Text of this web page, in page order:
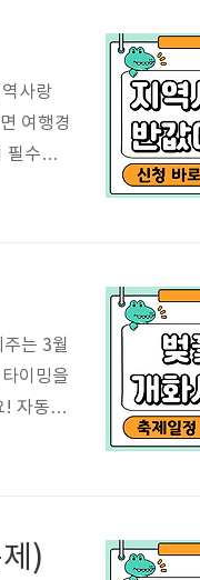
사랑
여행경
필수입
랑 휴
는 3월
이밍을
! 자동목
월
)